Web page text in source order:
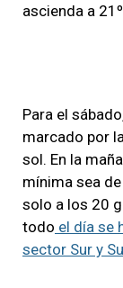
ascienda a
Para el
marcado por
sol. En la
mínima sea
solo a los 20
todo el día se
sector Sur y